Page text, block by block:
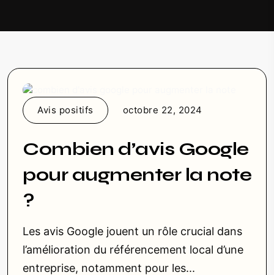
Avis positifs octobre 22, 2024
Combien d’avis Google
pour augmenter la note
?
Les avis Google jouent un rôle crucial dans
l’amélioration du référencement local d’une
entreprise, notamment pour les...